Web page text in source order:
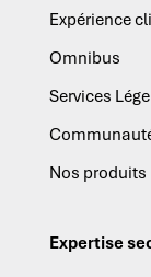
Expérience
Omnibus
Services
Nos produits
Expertise